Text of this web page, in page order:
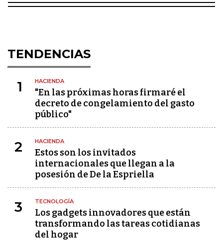
TENDENCIAS
1 HACIENDA
"En las próximas horas firmaré el
decreto de congelamiento del gasto
público"
2 HACIENDA
Estos son los invitados
internacionales que llegan a la
posesión de De la Espriella
3 TECNOLOGÍA
Los gadgets innovadores que están
transformando las tareas cotidianas
del hogar